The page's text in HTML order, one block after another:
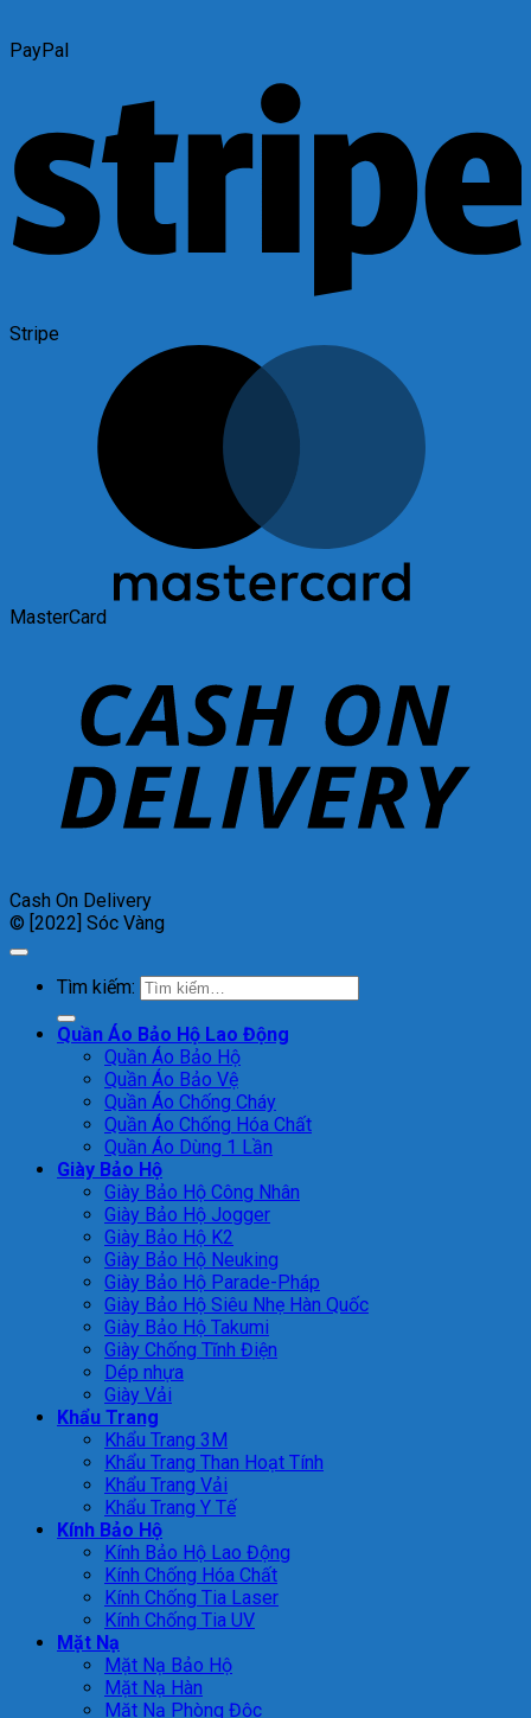
PayPal
Stripe
MasterCard
Cash On Delivery
© [2022] Sóc Vàng
Tìm kiếm:
Quần Áo Bảo Hộ Lao Động
Quần Áo Bảo Hộ
Quần Áo Bảo Vệ
Quần Áo Chống Cháy
Quần Áo Chống Hóa Chất
Quần Áo Dùng 1 Lần
Giày Bảo Hộ
Giày Bảo Hộ Công Nhân
Giày Bảo Hộ Jogger
Giày Bảo Hộ K2
Giày Bảo Hộ Neuking
Giày Bảo Hộ Parade-Pháp
Giày Bảo Hộ Siêu Nhẹ Hàn Quốc
Giày Bảo Hộ Takumi
Giày Chống Tĩnh Điện
Dép nhựa
Giày Vải
Khẩu Trang
Khẩu Trang 3M
Khẩu Trang Than Hoạt Tính
Khẩu Trang Vải
Khẩu Trang Y Tế
Kính Bảo Hộ
Kính Bảo Hộ Lao Động
Kính Chống Hóa Chất
Kính Chống Tia Laser
Kính Chống Tia UV
Mặt Nạ
Mặt Nạ Bảo Hộ
Mặt Nạ Hàn
Mặt Nạ Phòng Độc